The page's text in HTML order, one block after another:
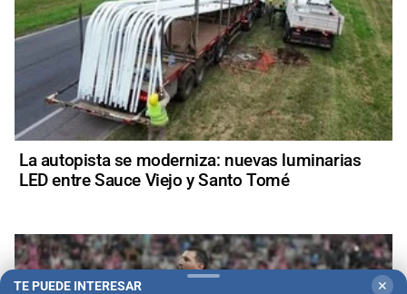
La autopista se moderniza: nuevas luminarias
LED entre Sauce Viejo y Santo Tomé
TE PUEDE INTERESAR ✕